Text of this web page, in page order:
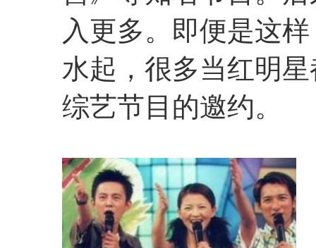
入更多。即便是这
水起，很多当红明
综艺节目的邀约。